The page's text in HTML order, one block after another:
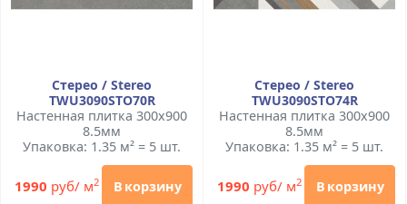
Стерео / Stereo
TWU3090STO70R
Настенная плитка 300x900
8.5мм
Упаковка: 1.35 м² = 5 шт.
1990 руб/ м2 В корзину
Стерео / Stereo
TWU3090STO74R
Настенная плитка 300x900
8.5мм
Упаковка: 1.35 м² = 5 шт.
1990 руб/ м2 В корзину